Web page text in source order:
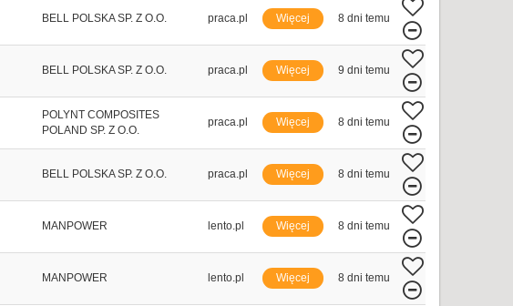
BELL POLSKA SP. Z O.O. praca.pl Więcej 8 dni temu
BELL POLSKA SP. Z O.O. praca.pl Więcej 9 dni temu
POLYNT COMPOSITES
POLAND SP. Z O.O.
praca.pl Więcej 8 dni temu
BELL POLSKA SP. Z O.O. praca.pl Więcej 8 dni temu
MANPOWER lento.pl Więcej 8 dni temu
MANPOWER lento.pl Więcej 8 dni temu